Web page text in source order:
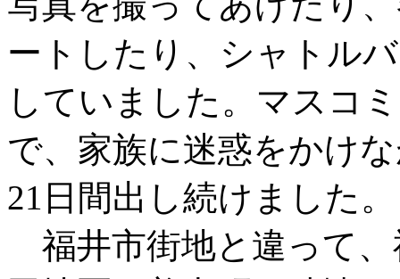
ートしたり、シャトル
していました。マスコ
で、家族に迷惑をかけ
21日間出し続けました。
福井市街地と違って、